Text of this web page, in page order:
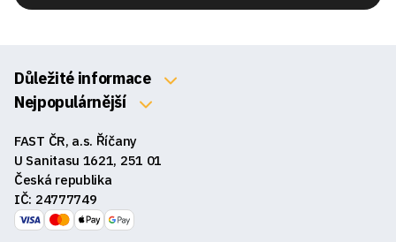
Důležité informace
O nás
Obchodní podmínky
Reklamace a vrácení zboží
GDPR
Nejpopulárnější
Sluchátka
Reproduktory
FAST ČR, a.s. Říčany
U Sanitasu 1621, 251 01
Česká republika
IČ: 24777749